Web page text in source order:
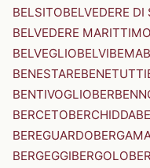
BELSITOBELVEDERE DI
BELVEDERE MARITTIMO
BELVEGLIOBELVIBEMA
BENESTAREBENETUTTI
BENTIVOGLIO
BERCETOBERCHIDDA
BEREGUARDO
BERGEGGIBERGOLO